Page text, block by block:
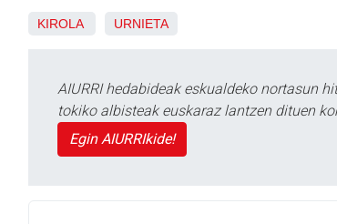
KIROLA URNIETA
AIURRI hedabideak eskualdeko nortasun
tokiko albisteak euskaraz lantzen dituen
Egin AIURRIkide!